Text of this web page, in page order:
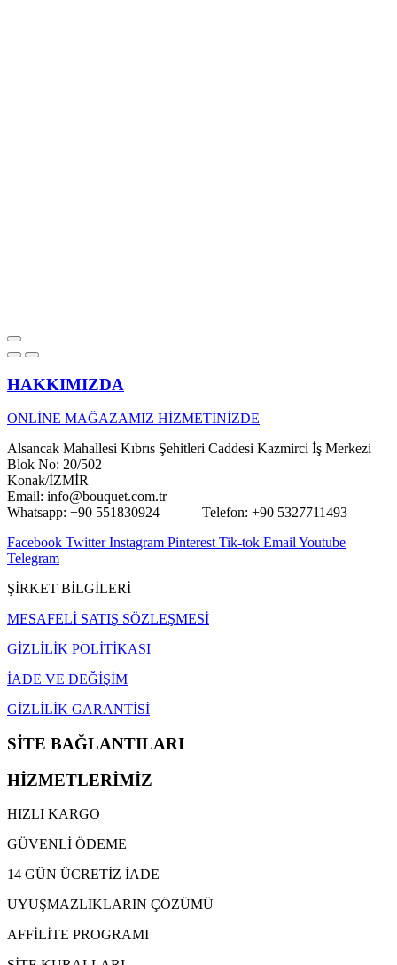
HAKKIMIZDA
ONLİNE MAĞAZAMIZ HİZMETİNİZDE
Alsancak Mahallesi Kıbrıs Şehitleri Caddesi Kazmirci İş Merkezi
Blok No: 20/502
Konak/İZMİR
Email: info@bouquet.com.tr
Whatsapp: +90 551830924 Telefon: +90 5327711493
Facebook Twitter Instagram Pinterest Tik-tok Email Youtube
Telegram
ŞİRKET BİLGİLERİ
MESAFELİ SATIŞ SÖZLEŞMESİ
GİZLİLİK POLİTİKASI
İADE VE DEĞİŞİM
GİZLİLİK GARANTİSİ
SİTE BAĞLANTILARI
HİZMETLERİMİZ
HIZLI KARGO
GÜVENLİ ÖDEME
14 GÜN ÜCRETİZ İADE
UYUŞMAZLIKLARIN ÇÖZÜMÜ
AFFİLİTE PROGRAMI